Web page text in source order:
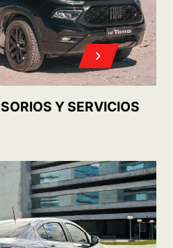
Y SERVICIOS